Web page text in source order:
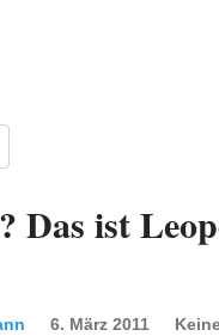
Das ist
6. März 2011